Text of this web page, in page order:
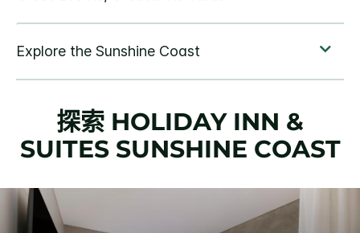
探索 HOLIDAY INN &
SUITES SUNSHINE COAST